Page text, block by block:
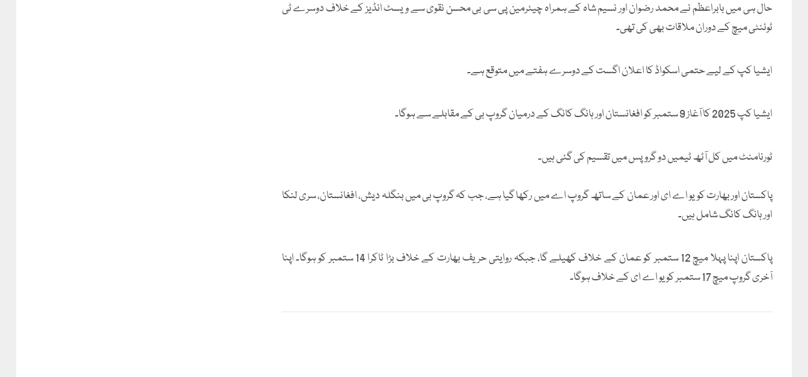
حال ہی میں بابراعظم نے محمد رضوان اور نسیم شاہ کے ہمراہ چیئرمین پی سی بی محسن نقوی سے ویسٹ انڈیز کے خلاف دوسرے ٹی
ٹوئنٹی میچ کے دوران ملاقات بھی کی تھی۔
ایشیا کپ کے لیے حتمی اسکواڈ کا اعلان اگست کے دوسرے ہفتے میں متوقع ہے۔
ایشیا کپ 2025 کا آغاز 9 ستمبر کو افغانستان اور ہانگ کانگ کے درمیان گروپ بی کے مقابلے سے ہوگا۔
ٹورنامنٹ میں کل آٹھ ٹیمیں دو گروپس میں تقسیم کی گئی ہیں۔
پاکستان اور بھارت کو یو اے ای اور عمان کے ساتھ گروپ اے میں رکھا گیا ہے، جب کہ گروپ بی میں بنگلہ دیش، افغانستان، سری لنکا
اور ہانگ کانگ شامل ہیں۔
پاکستان اپنا پہلا میچ 12 ستمبر کو عمان کے خلاف کھیلے گا، جبکہ روایتی حریف بھارت کے خلاف بڑا ٹاکرا 14 ستمبر کو ہوگا۔ اپنا
آخری گروپ میچ 17 ستمبر کو یو اے ای کے خلاف ہوگا۔